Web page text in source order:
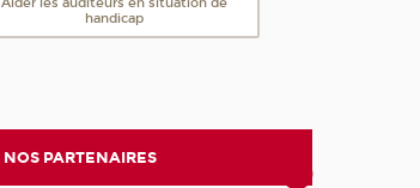
handicap
NOS PARTENAIRES